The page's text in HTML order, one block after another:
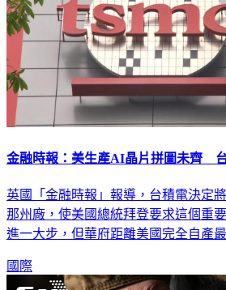
金融時報：美生產AI晶片拼圖未齊
英國「金融時報」報導，台積電決定
那州廠，使美國總統拜登要求這個重
進一大步，但華府距離美國完全自產
國際